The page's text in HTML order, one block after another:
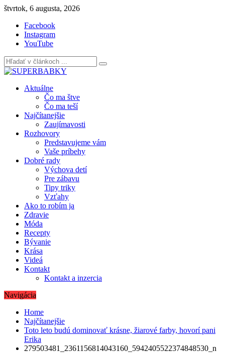
Skip
content
štvrtok, 6 augusta, 2026
Facebook
Instagram
YouTube
Aktuálne
Čo ma štve
Čo ma teší
Najčítanejšie
Zaujímavosti
Rozhovory
Predstavujeme vám
Vaše príbehy
Dobré rady
Výchova detí
Pre zábavu
Tipy triky
Vzťahy
Ako to robím ja
Zdravie
Móda
Recepty
Bývanie
Krása
Videá
Kontakt
Kontakt a inzercia
Navigácia
Home
Najčítanejšie
Toto leto budú dominovať krásne, žiarové farby, hovorí pani
Erika
279503481_2361156814043160_5942405522374848530_n